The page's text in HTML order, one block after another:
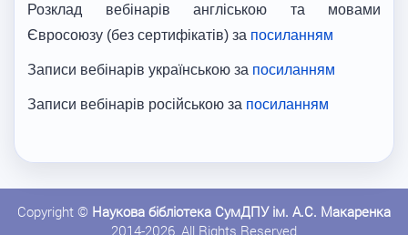
Розклад вебінарів англіською та мовами
Євросоюзу (без сертифікатів) за посиланням
Записи вебінарів українською за посиланням
Записи вебінарів російською за посиланням
Copyright © Наукова бібліотека СумДПУ ім. А.С. Макаренка
2014-2026, All Rights Reserved